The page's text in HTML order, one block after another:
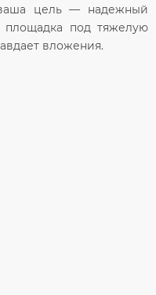
цель — надежный
площадка под тяжелую
вложения.